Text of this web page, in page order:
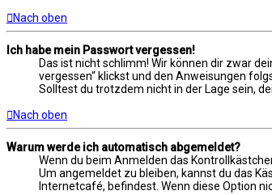
Nach oben
Ich habe mein Passwort vergessen!
Das ist nicht schlimm! Wir können dir zwar
vergessen“ klickst und den Anweisungen
Solltest du trotzdem nicht in der Lage sein,
Nach oben
Warum werde ich automatisch abgemeldet?
Wenn du beim Anmelden das
Um angemeldet zu bleiben, kannst du das
Internetcafé, befindest. Wenn diese Option